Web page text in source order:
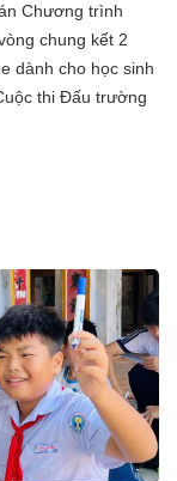
Chương trình
chung kết 2
dành cho học sinh
thi Đấu trường